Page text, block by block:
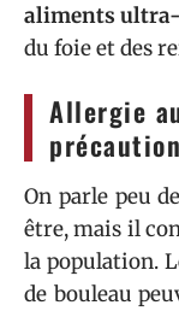
aliments
du foie et des
Allergie
On parle peu
être, mais il
la population.
de bouleau